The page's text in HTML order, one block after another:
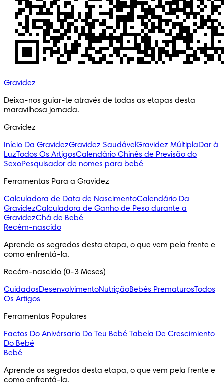
Gravidez
Deixa-nos guiar-te através de todas as etapas desta
maravilhosa jornada.
Gravidez
Início Da GravidezGravidez SaudávelGravidez MúltiplaDar à
LuzTodos Os ArtigosCalendário Chinês de Previsão do
SexoPesquisador de nomes para bebé
Ferramentas Para a Gravidez
Calculadora de Data de NascimentoCalendário Da
GravidezCalculadora de Ganho de Peso durante a
GravidezChá de Bebé
Recém-nascido
Aprende os segredos desta etapa, o que vem pela frente e
como enfrentá-la.
Recém-nascido (0-3 Meses)
CuidadosDesenvolvimentoNutriçãoBebés PrematurosTodos
Os Artigos
Ferramentas Populares
Factos Do Anivérsario Do Teu Bebé Tabela De Crescimiento
Do Bebé
Bebé
Aprende os segredos desta etapa, o que vem pela frente e
como enfrentá-la.